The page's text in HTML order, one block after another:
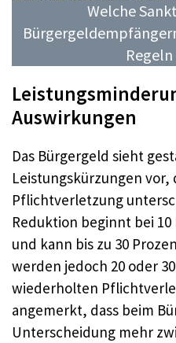
Welche
Auswirkungen
Das Bürgergeld sieht
Leistungskürzungen vor,
Pflichtverletzung
Reduktion beginnt bei
und kann bis zu 30
werden jedoch 20 oder
wiederholten
angemerkt, dass beim
Unterscheidung mehr